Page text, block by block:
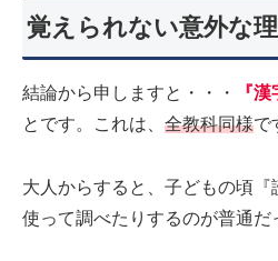
覚えられない意外な
結論から申しますと・・・ 『
とです。これは、 全教科同様で
大人からすると、子どもの頃
使って調べたりするのが普通だ